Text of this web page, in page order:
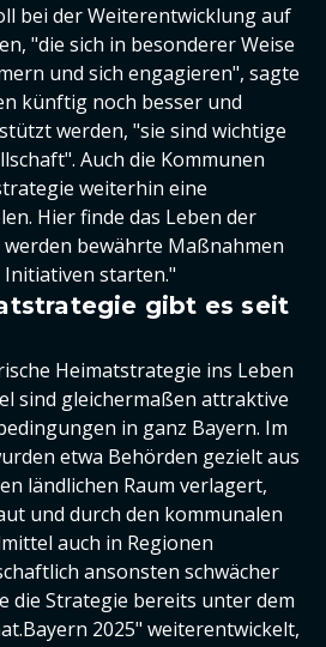
bei der Weiterentwicklung auf
"die sich in besonderer Weise
und sich engagieren", sagte
künftig noch besser und
werden, "sie sind wichtige
Auch die Kommunen
weiterhin eine
Hier finde das Leben der
bewährte Maßnahmen
starten."
gibt es seit
Heimatstrategie ins Leben
sind gleichermaßen attraktive
in ganz Bayern. Im
etwa Behörden gezielt aus
ländlichen Raum verlagert,
und durch den kommunalen
auch in Regionen
ansonsten schwächer
die Strategie bereits unter dem
2025" weiterentwickelt,